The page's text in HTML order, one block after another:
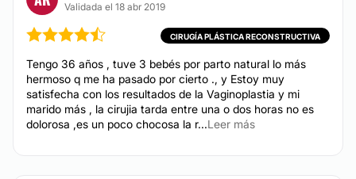
TRATAMIENTOS DE BELLEZA
HIFU
Validada el 18 abr 2019
CIRUGÍA PLÁSTICA RECONSTRUCTIVA
Tengo 36 años , tuve 3 bebés por parto natural lo más
hermoso q me ha pasado por cierto ., y Estoy muy
satisfecha con los resultados de la Vaginoplastia y mi
marido más , la cirujia tarda entre una o dos horas no es
dolorosa ,es un poco chocosa la r...Leer más